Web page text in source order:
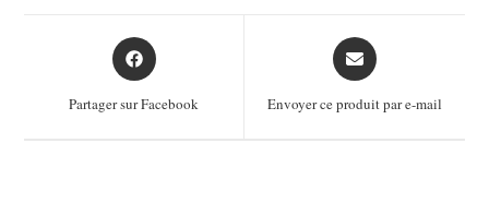
Opens
in
new
Partager sur Facebook
Opens
in
new
Envoyer ce produit par e-mail